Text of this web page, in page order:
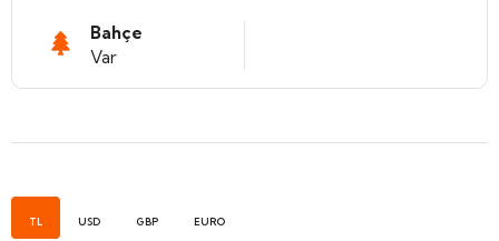
Bahçe
Var
TL USD GBP EURO